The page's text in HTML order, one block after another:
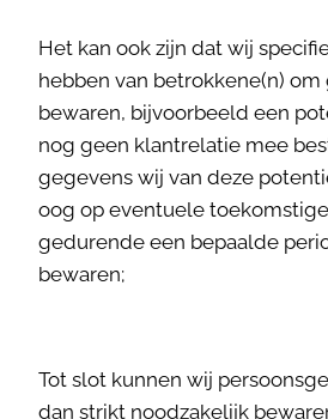
Het kan ook zijn dat wij
hebben van betrokkene(n)
bewaren, bijvoorbeeld een
nog geen klantrelatie mee
gegevens wij van deze
oog op eventuele
gedurende een bepaalde
bewaren;
Tot slot kunnen wij
dan strikt noodzakelijk